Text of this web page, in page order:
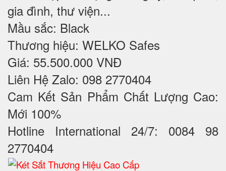
gia đình, thư viện...
Mầu sắc: Black
Thương hiệu: WELKO Safes
Giá: 55.500.000 VNĐ
Liên Hệ Zalo: 098 2770404
Cam Kết Sản Phẩm Chất Lượng Cao:
Mới 100%
Hotline International 24/7: 0084 98
2770404